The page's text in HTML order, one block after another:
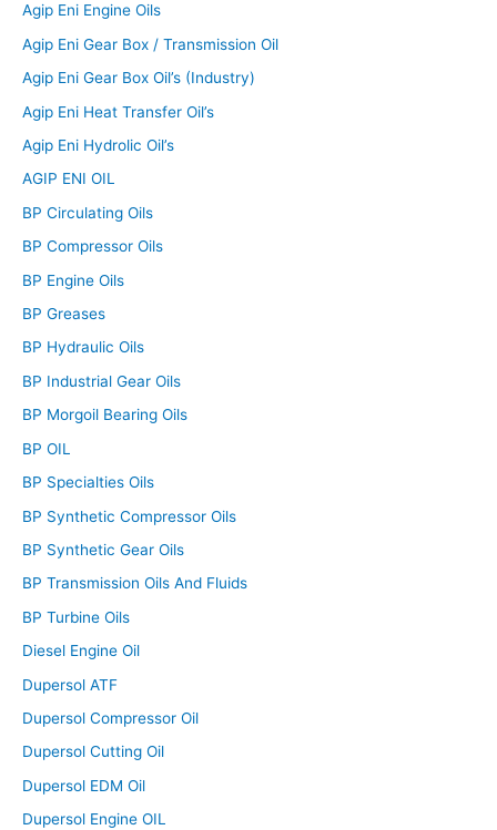
Agip Eni Engine Oils
Agip Eni Gear Box / Transmission Oil
Agip Eni Gear Box Oil’s (Industry)
Agip Eni Heat Transfer Oil’s
Agip Eni Hydrolic Oil’s
AGIP ENI OIL
BP Circulating Oils
BP Compressor Oils
BP Engine Oils
BP Greases
BP Hydraulic Oils
BP Industrial Gear Oils
BP Morgoil Bearing Oils
BP OIL
BP Specialties Oils
BP Synthetic Compressor Oils
BP Synthetic Gear Oils
BP Transmission Oils And Fluids
BP Turbine Oils
Diesel Engine Oil
Dupersol ATF
Dupersol Compressor Oil
Dupersol Cutting Oil
Dupersol EDM Oil
Dupersol Engine OIL